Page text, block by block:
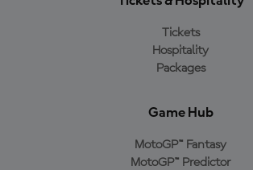
Tickets
Hospitality
Packages
Game Hub
MotoGP™ Fantasy
MotoGP™ Predictor